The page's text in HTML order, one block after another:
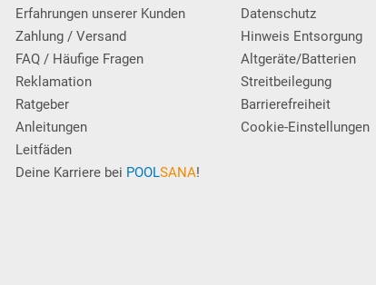
Trittstufen. An der Außenseite des
Einbauhülsen (im Lieferumfang enthalten),
dienen.
Erfahrungen unserer Kunden
Zahlung / Versand
FAQ / Häufige Fragen
Reklamation
Ratgeber
Anleitungen
Leitfäden
Deine Karriere bei POOLSANA!
Datenschutz
Hinweis Entsorgung
Altgeräte/Batterien
Streitbeilegung
Barrierefreiheit
Cookie-Einstellungen